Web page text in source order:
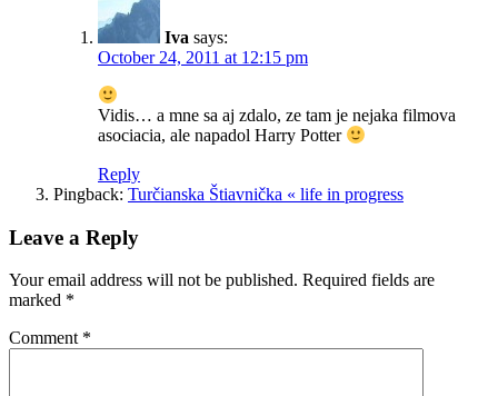
Iva says:
October 24, 2011 at 12:15 pm
Vidis… a mne sa aj zdalo, ze tam je nejaka filmova
asociacia, ale napadol Harry Potter
Reply
Pingback: Turčianska Štiavnička « life in progress
Leave a Reply
Your email address will not be published. Required fields are
marked *
Comment *